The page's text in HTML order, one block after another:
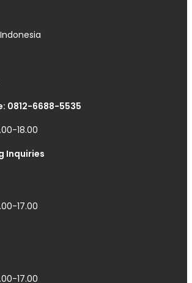
0812-6688-5535
18.00
Inquiries
17.00
17.00